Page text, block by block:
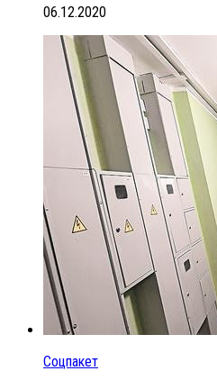
06.12.2020
Соцпакет